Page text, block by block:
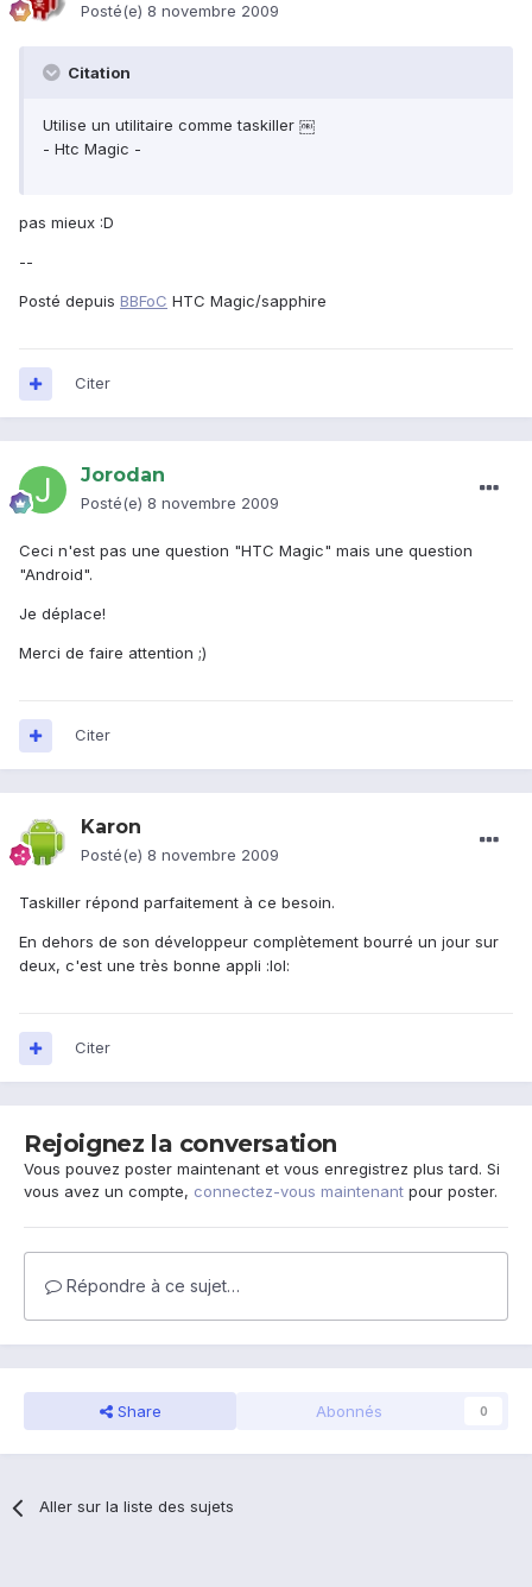
Posté(e) 8 novembre 2009
Citation
Utilise un utilitaire comme taskiller ￼
- Htc Magic -
pas mieux :D
--
Posté depuis BBFoC HTC Magic/sapphire
Citer
Jorodan
Posté(e) 8 novembre 2009
Ceci n'est pas une question "HTC Magic" mais une question
"Android".
Je déplace!
Merci de faire attention ;)
Citer
Karon
Posté(e) 8 novembre 2009
Taskiller répond parfaitement à ce besoin.
En dehors de son développeur complètement bourré un jour sur
deux, c'est une très bonne appli :lol:
Citer
Rejoignez la conversation
Vous pouvez poster maintenant et vous enregistrez plus tard. Si
vous avez un compte, connectez-vous maintenant pour poster.
Répondre à ce sujet…
Share Abonnés 0
Aller sur la liste des sujets